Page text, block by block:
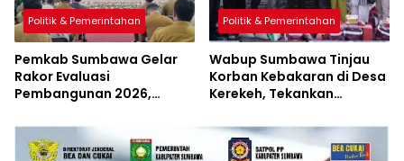
Politik & Pemerintahan
Pemkab Sumbawa Gelar
Rakor Evaluasi
Pembangunan 2026,
Perubahan Resmi
Diluncurkan
Politik & Pemerintahan
Wabup Sumbawa Tinjau
Korban Kebakaran di Desa
Kerekeh, Tekankan